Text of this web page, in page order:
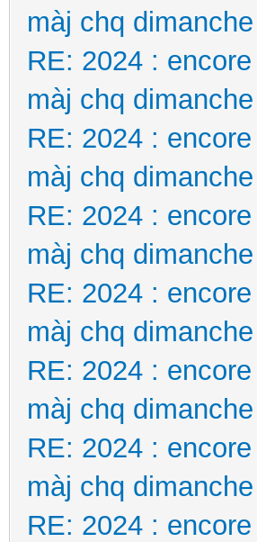
màj chq dimanche
RE: 2024 :
màj chq dimanche
RE: 2024 :
màj chq dimanche
RE: 2024 :
màj chq dimanche
RE: 2024 :
màj chq dimanche
RE: 2024 :
màj chq dimanche
RE: 2024 :
màj chq dimanche
RE: 2024 :